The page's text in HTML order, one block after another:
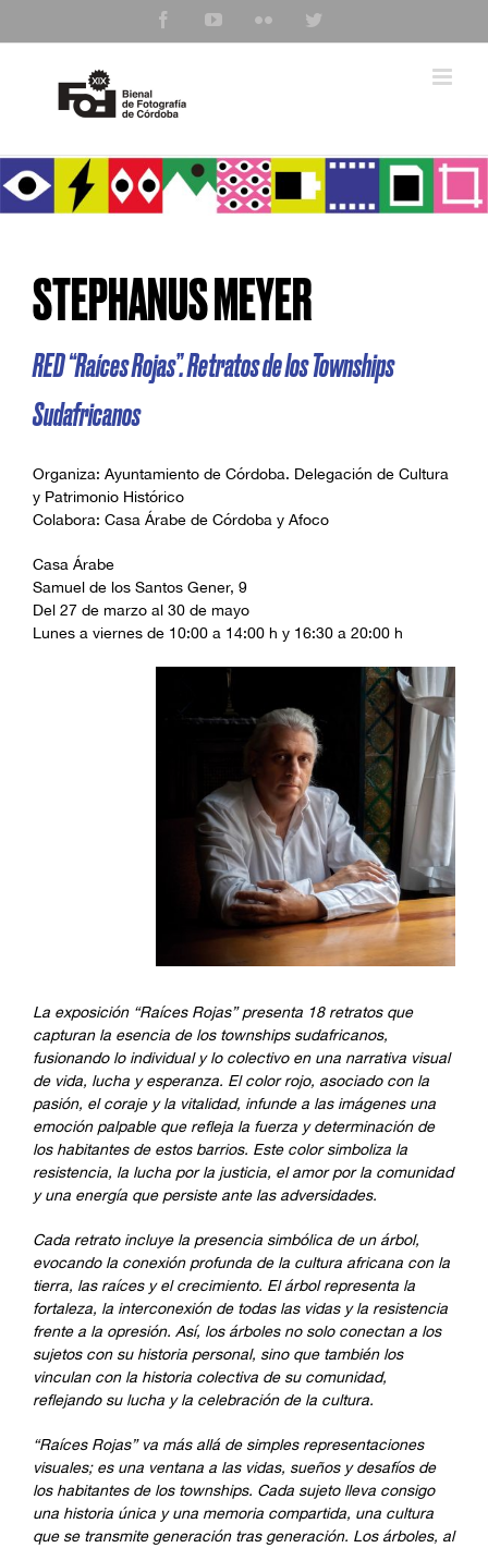
FacebookYouTubeFlickr
STEPHANUS MEYER
RED “Raíces Rojas”. Retratos de los Townships
Sudafricanos
Organiza: Ayuntamiento de Córdoba. Delegación de Cultura
y Patrimonio Histórico
Colabora: Casa Árabe de Córdoba y Afoco
Casa Árabe
Samuel de los Santos Gener, 9
Del 27 de marzo al 30 de mayo
Lunes a viernes de 10:00 a 14:00 h y 16:30 a 20:00 h
La exposición “Raíces Rojas” presenta 18 retratos que
capturan la esencia de los townships sudafricanos,
fusionando lo individual y lo colectivo en una narrativa visual
de vida, lucha y esperanza. El color rojo, asociado con la
pasión, el coraje y la vitalidad, infunde a las imágenes una
emoción palpable que refleja la fuerza y determinación de
los habitantes de estos barrios. Este color simboliza la
resistencia, la lucha por la justicia, el amor por la comunidad
y una energía que persiste ante las adversidades.
Cada retrato incluye la presencia simbólica de un árbol,
evocando la conexión profunda de la cultura africana con la
tierra, las raíces y el crecimiento. El árbol representa la
fortaleza, la interconexión de todas las vidas y la resistencia
frente a la opresión. Así, los árboles no solo conectan a los
sujetos con su historia personal, sino que también los
vinculan con la historia colectiva de su comunidad,
reflejando su lucha y la celebración de la cultura.
“Raíces Rojas” va más allá de simples representaciones
visuales; es una ventana a las vidas, sueños y desafíos de
los habitantes de los townships. Cada sujeto lleva consigo
una historia única y una memoria compartida, una cultura
que se transmite generación tras generación. Los árboles, al